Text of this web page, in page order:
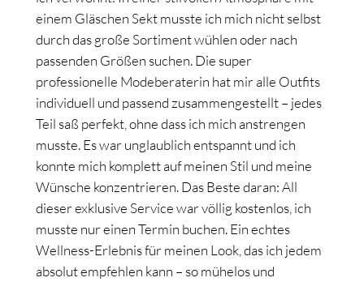
einem Gläschen Sekt musste ich mich nicht selbst
durch das große Sortiment wühlen oder nach
passenden Größen suchen. Die super
professionelle Modeberaterin hat mir alle Outfits
individuell und passend zusammengestellt – jedes
Teil saß perfekt, ohne dass ich mich anstrengen
musste. Es war unglaublich entspannt und ich
konnte mich komplett auf meinen Stil und meine
Wünsche konzentrieren. Das Beste daran: All
dieser exklusive Service war völlig kostenlos, ich
musste nur einen Termin buchen. Ein echtes
Wellness-Erlebnis für meinen Look, das ich jedem
absolut empfehlen kann – so mühelos und